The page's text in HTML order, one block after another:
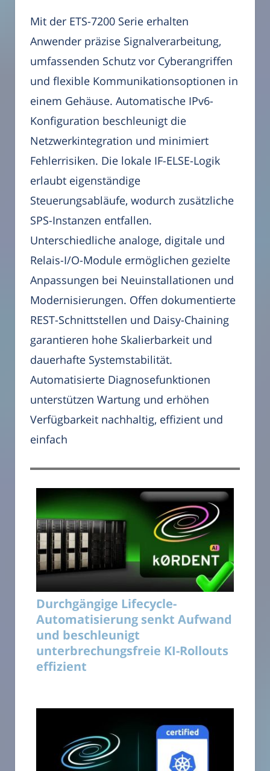
Mit der ETS-7200 Serie erhalten
Anwender präzise Signalverarbeitung,
umfassenden Schutz vor Cyberangriffen
und flexible Kommunikationsoptionen in
einem Gehäuse. Automatische IPv6-
Konfiguration beschleunigt die
Netzwerkintegration und minimiert
Fehlerrisiken. Die lokale IF-ELSE-Logik
erlaubt eigenständige
Steuerungsabläufe, wodurch zusätzliche
SPS-Instanzen entfallen.
Unterschiedliche analoge, digitale und
Relais-I/O-Module ermöglichen gezielte
Anpassungen bei Neuinstallationen und
Modernisierungen. Offen dokumentierte
REST-Schnittstellen und Daisy-Chaining
garantieren hohe Skalierbarkeit und
dauerhafte Systemstabilität.
Automatisierte Diagnosefunktionen
unterstützen Wartung und erhöhen
Verfügbarkeit nachhaltig, effizient und
einfach
Durchgängige Lifecycle-
Automatisierung senkt Aufwand
und beschleunigt
unterbrechungsfreie KI-Rollouts
effizient